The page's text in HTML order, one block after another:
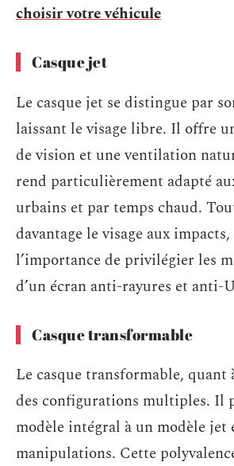
choisir votre véhicule
Casque jet
Le casque jet se distingue par
laissant le visage libre. Il offre
de vision et une ventilation
rend particulièrement adapté
urbains et par temps chaud.
davantage le visage aux impacts,
l’importance de privilégier les
d’un écran anti-rayures et anti-
Casque transformable
Le casque transformable, quant
des configurations multiples. Il
modèle intégral à un modèle jet
manipulations. Cette